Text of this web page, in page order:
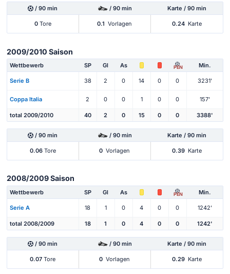
/ 90 min / 90 min Karte / 90 min
0Tore 0.1 Vorlagen 0.24 Karte
2009/2010 Saison
Wettbewerb SP Gl As PEN Min.
Serie B 38 2 0 14 0 0 3231'
Coppa Italia 2 0 0 1 0 0 157'
total 2009/2010 40 2 0 15 0 0 3388'
/ 90 min / 90 min Karte / 90 min
0.06Tore 0 Vorlagen 0.39 Karte
2008/2009 Saison
Wettbewerb SP Gl As PEN Min.
Serie A 18 1 0 4 0 0 1242'
total 2008/2009 18 1 0 4 0 0 1242'
/ 90 min / 90 min Karte / 90 min
0.07 Tore 0 Vorlagen 0.29 Karte